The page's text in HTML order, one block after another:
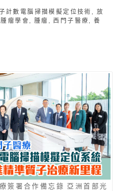
計數電腦掃描模擬定位技術 , 放
瘤學會, 腫瘤 ,西門子醫療,養
簽署合作備忘錄 亞洲首部光